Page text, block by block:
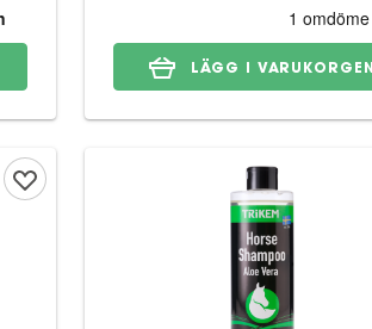
LÄGG I VARUKORGEN